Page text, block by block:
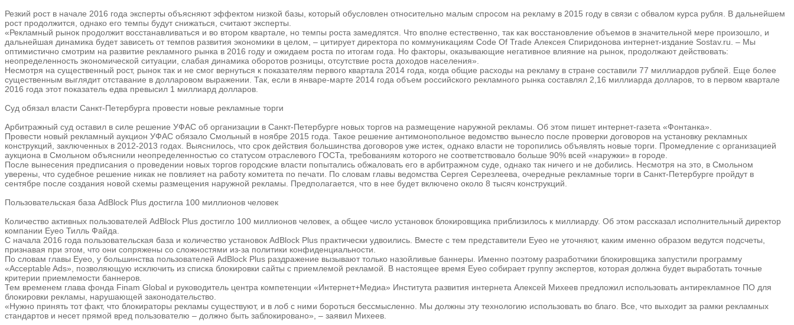
Резкий рост в начале 2016 года эксперты объясняют эффектом низкой базы, который обусловлен относительно малым спросом на рекламу в 2015 году в связи с обвалом курса рубля. В дальнейшем
рост продолжится, однако его темпы будут снижаться, считают эксперты.
«Рекламный рынок продолжит восстанавливаться и во втором квартале, но темпы роста замедлятся. Что вполне естественно, так как восстановление объемов в значительной мере произошло, и
дальнейшая динамика будет зависеть от темпов развития экономики в целом, – цитирует директора по коммуникациям Code Of Trade Алексея Спиридонова интернет-издание Sostav.ru. – Мы
оптимистично смотрим на развитие рекламного рынка в 2016 году и ожидаем роста по итогам года. Но факторы, оказывающие негативное влияние на рынок, продолжают действовать:
неопределенность экономической ситуации, слабая динамика оборотов розницы, отсутствие роста доходов населения».
Несмотря на существенный рост, рынок так и не смог вернуться к показателям первого квартала 2014 года, когда общие расходы на рекламу в стране составили 77 миллиардов рублей. Еще более
существенным выглядит отставание в долларовом выражении. Так, если в январе-марте 2014 года объем российского рекламного рынка составлял 2,16 миллиарда долларов, то в первом квартале
2016 года этот показатель едва превысил 1 миллиард долларов.
Суд обязал власти Санкт-Петербурга провести новые рекламные торги
Арбитражный суд оставил в силе решение УФАС об организации в Санкт-Петербурге новых торгов на размещение наружной рекламы. Об этом пишет интернет-газета «Фонтанка».
Провести новый рекламный аукцион УФАС обязало Смольный в ноябре 2015 года. Такое решение антимонопольное ведомство вынесло после проверки договоров на установку рекламных
конструкций, заключенных в 2012-2013 годах. Выяснилось, что срок действия большинства договоров уже истек, однако власти не торопились объявлять новые торги. Промедление с организацией
аукциона в Смольном объяснили неопределенностью со статусом отраслевого ГОСТа, требованиям которого не соответствовало больше 90% всей «наружки» в городе.
После вынесения предписания о проведении новых торгов городские власти попытались обжаловать его в арбитражном суде, однако так ничего и не добились. Несмотря на это, в Смольном
уверены, что судебное решение никак не повлияет на работу комитета по печати. По словам главы ведомства Сергея Серезлеева, очередные рекламные торги в Санкт-Петербурге пройдут в
сентябре после создания новой схемы размещения наружной рекламы. Предполагается, что в нее будет включено около 8 тысяч конструкций.
Пользовательская база AdBlock Plus достигла 100 миллионов человек
Количество активных пользователей AdBlock Plus достигло 100 миллионов человек, а общее число установок блокировщика приблизилось к миллиарду. Об этом рассказал исполнительный директор
компании Eyeo Тилль Файда.
С начала 2016 года пользовательская база и количество установок AdBlock Plus практически удвоились. Вместе с тем представители Eyeo не уточняют, каким именно образом ведутся подсчеты,
признавая при этом, что они сопряжены со сложностями из-за политики конфиденциальности.
По словам главы Eyeo, у большинства пользователей AdBlock Plus раздражение вызывают только назойливые баннеры. Именно поэтому разработчики блокировщика запустили программу
«Acceptable Ads», позволяющую исключить из списка блокировки сайты с приемлемой рекламой. В настоящее время Eyeo собирает группу экспертов, которая должна будет выработать точные
критерии приемлемости баннеров.
Тем временем глава фонда Finam Global и руководитель центра компетенции «Интернет+Медиа» Института развития интернета Алексей Михеев предложил использовать антирекламное ПО для
блокировки рекламы, нарушающей законодательство.
«Нужно принять тот факт, что блокираторы рекламы существуют, и в лоб с ними бороться бессмысленно. Мы должны эту технологию использовать во благо. Все, что выходит за рамки рекламных
стандартов и несет прямой вред пользователю – должно быть заблокировано», – заявил Михеев.